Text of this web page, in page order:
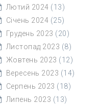
Лютий 2024 (13)
Січень 2024 (25)
Грудень 2023 (20)
Листопад 2023 (8)
Жовтень 2023 (12)
Вересень 2023 (14)
Серпень 2023 (18)
Липень 2023 (13)